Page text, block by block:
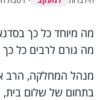
מה מיוחד כל כך
מה גורם לרבים כל כך
מנהל המחלקה, הרב
בתחום של שלום בית,